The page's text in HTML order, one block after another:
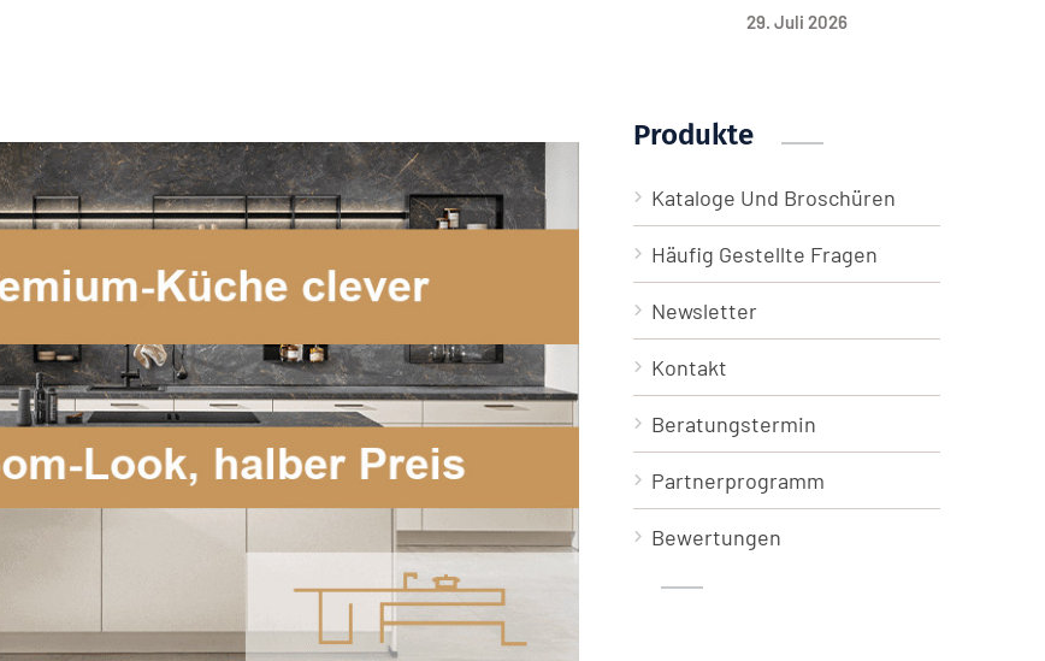
29. Juli 2026
Produkte
Kataloge Und Broschüren
Häufig Gestellte Fragen
Newsletter
Kontakt
Beratungstermin
Partnerprogramm
Bewertungen